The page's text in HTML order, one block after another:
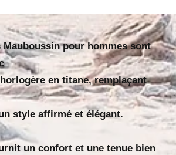
Mauboussin pour hommes sont
en titane, remplaçant
style affirmé et élégant.
un confort et une tenue bien